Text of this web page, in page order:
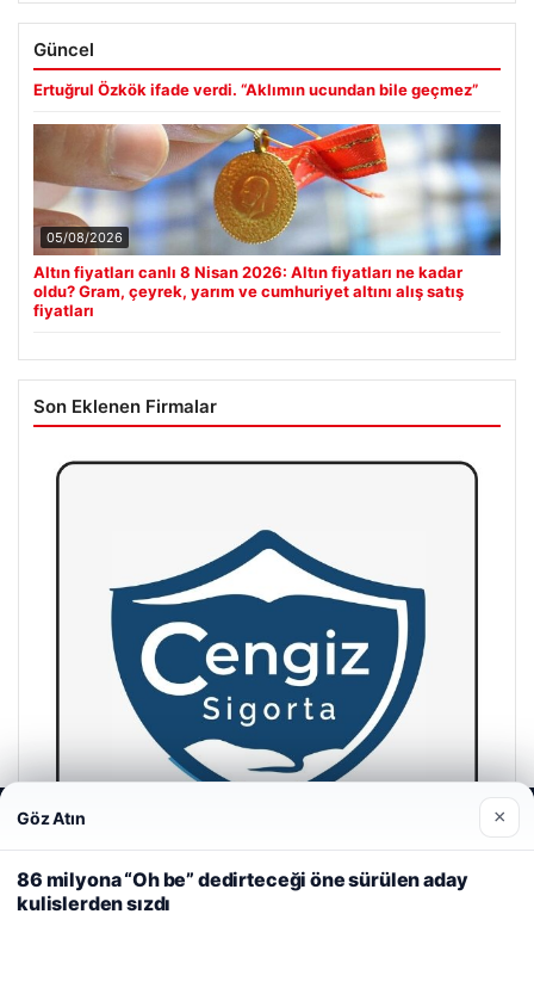
Güncel
Ertuğrul Özkök ifade verdi. “Aklımın ucundan bile geçmez”
05/08/2026
Altın fiyatları canlı 8 Nisan 2026: Altın fiyatları ne kadar
oldu? Gram, çeyrek, yarım ve cumhuriyet altını alış satış
fiyatları
Son Eklenen Firmalar
Web sitemizi nasıl kullandığınızı daha iyi anlayabilmek,
deneyiminizi kişiselleştirmek ve geliştirmek amacıyla çerezler
kullanıyoruz.
Çerez Politikamız
Reddet Kabul Et
Göz Atın ×
86 milyona “Oh be” dedirteceği öne sürülen aday
kulislerden sızdı